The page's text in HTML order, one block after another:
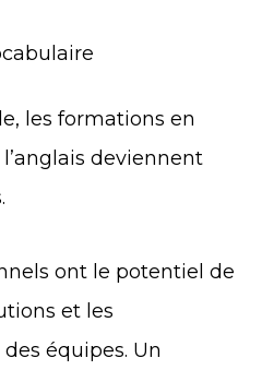
les formations en
deviennent
ont le potentiel de
et les
équipes. Un